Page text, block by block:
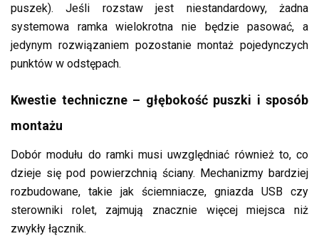
puszek). Jeśli rozstaw jest niestandardowy, żadna
systemowa ramka wielokrotna nie będzie pasować, a
jedynym rozwiązaniem pozostanie montaż pojedynczych
punktów w odstępach.
Kwestie techniczne – głębokość puszki i sposób
montażu
Dobór modułu do ramki musi uwzględniać również to, co
dzieje się pod powierzchnią ściany. Mechanizmy bardziej
rozbudowane, takie jak ściemniacze, gniazda USB czy
sterowniki rolet, zajmują znacznie więcej miejsca niż
zwykły łącznik.